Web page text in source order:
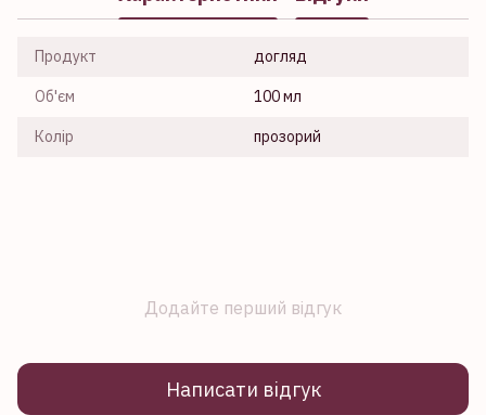
Продукт догляд
Об'єм 100 мл
Колір прозорий
Додайте перший відгук
Написати відгук